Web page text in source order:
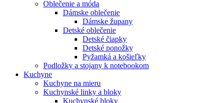
Oblečenie a móda
Dámske oblečenie
Dámske župany
Detské oblečenie
Detské čiapky
Detské ponožky
Pyžamká a košieľky
Podložky a stojany k notebookom
Kuchyne
Kuchyne na mieru
Kuchynské linky a bloky
Kuchynské bloky